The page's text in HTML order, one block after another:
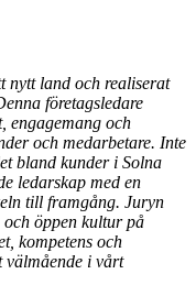
nytt land och realiserat
företagsledare
engagemang och
och medarbetare. Inte
bland kunder i Solna
ledarskap med en
till framgång. Juryn
och öppen kultur på
kompetens och
välmående i vårt